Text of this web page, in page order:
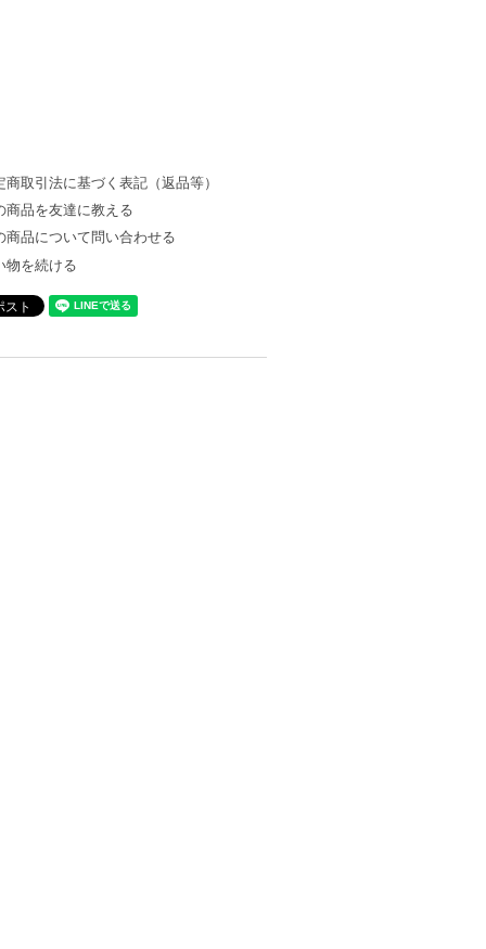
商取引法に基づく表記（返品等）
商品を友達に教える
商品について問い合わせる
物を続ける